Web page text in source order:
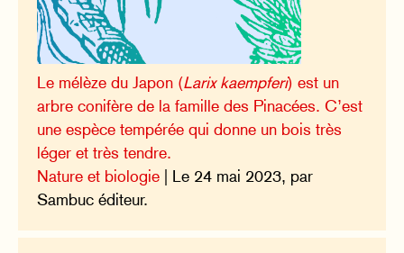
Le mélèze du Japon (Larix kaempferi) est un
arbre conifère de la famille des Pinacées. C’est
une espèce tempérée qui donne un bois très
léger et très tendre.
Nature et biologie | Le 24 mai 2023, par
Sambuc éditeur.